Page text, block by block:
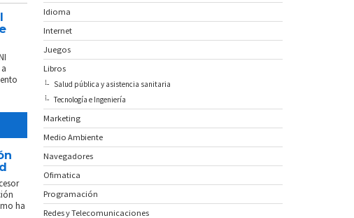
ha
Idioma
Internet
Juegos
Libros
Salud pública y asistencia sanitaria
Tecnología e Ingeniería
Marketing
Medio Ambiente
Navegadores
Ofimatica
Programación
Redes y Telecomunicaciones